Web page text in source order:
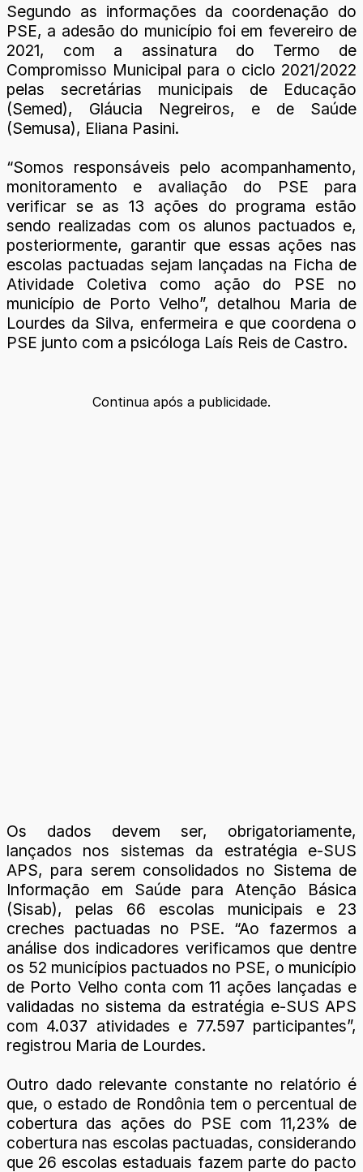
Segundo as informações da coordenação do
PSE, a adesão do município foi em fevereiro de
2021, com a assinatura do Termo de
Compromisso Municipal para o ciclo 2021/2022
pelas secretárias municipais de Educação
(Semed), Gláucia Negreiros, e de Saúde
(Semusa), Eliana Pasini.
“Somos responsáveis pelo acompanhamento,
monitoramento e avaliação do PSE para
verificar se as 13 ações do programa estão
sendo realizadas com os alunos pactuados e,
posteriormente, garantir que essas ações nas
escolas pactuadas sejam lançadas na Ficha de
Atividade Coletiva como ação do PSE no
município de Porto Velho”, detalhou Maria de
Lourdes da Silva, enfermeira e que coordena o
PSE junto com a psicóloga Laís Reis de Castro.
Continua após a publicidade.
Os dados devem ser, obrigatoriamente,
lançados nos sistemas da estratégia e-SUS
APS, para serem consolidados no Sistema de
Informação em Saúde para Atenção Básica
(Sisab), pelas 66 escolas municipais e 23
creches pactuadas no PSE. “Ao fazermos a
análise dos indicadores verificamos que dentre
os 52 municípios pactuados no PSE, o município
de Porto Velho conta com 11 ações lançadas e
validadas no sistema da estratégia e-SUS APS
com 4.037 atividades e 77.597 participantes”,
registrou Maria de Lourdes.
Outro dado relevante constante no relatório é
que, o estado de Rondônia tem o percentual de
cobertura das ações do PSE com 11,23% de
cobertura nas escolas pactuadas, considerando
que 26 escolas estaduais fazem parte do pacto